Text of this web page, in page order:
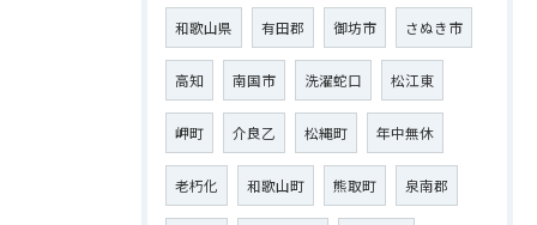
和歌山県 有田郡 御坊市 さぬき市
高知 南国市 洗濯蛇口 松江東
岬町 介良乙 松縄町 年中無休
老朽化 和歌山町 熊取町 泉南郡